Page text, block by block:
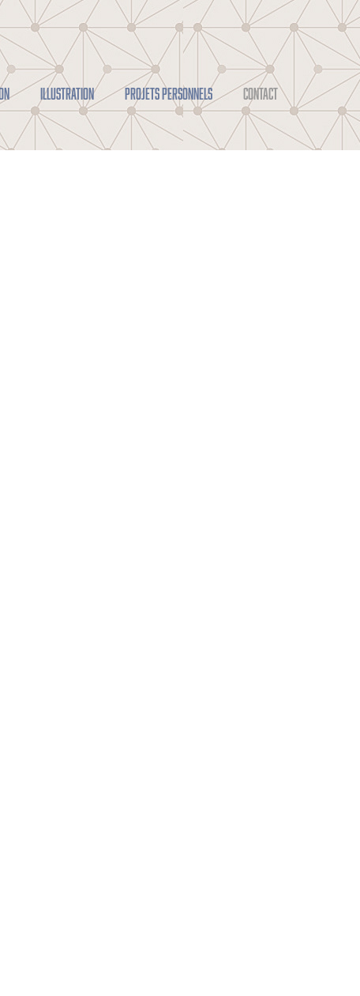
ILLUSTRATION PROJETS PERSONNELS CONTACT